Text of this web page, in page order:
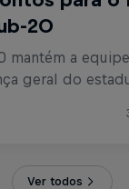
Ver todos